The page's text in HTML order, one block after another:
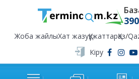
Жоба жайлыХат жазуҚұжаттарҚаз/
Кіру